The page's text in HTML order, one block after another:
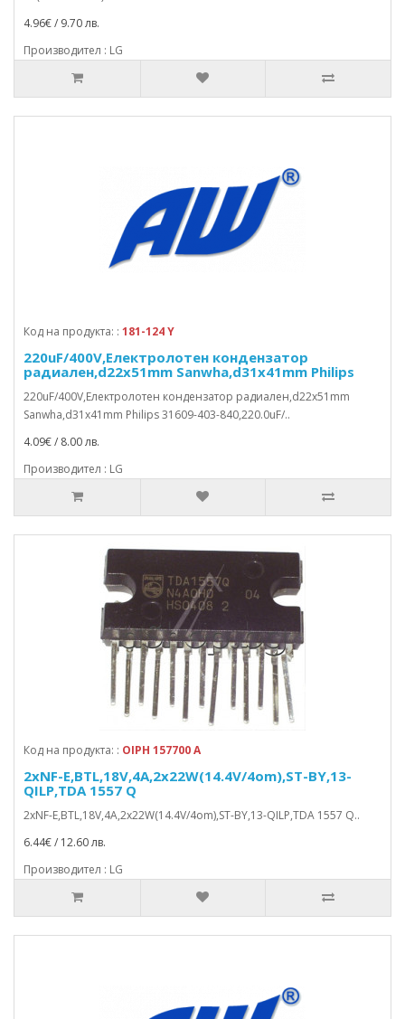
4.96€ / 9.70 лв.
Производител : LG
Код на продукта: : 181-124 Y
220uF/400V,Електролотен кондензатор
радиален,d22x51mm Sanwha,d31x41mm Philips
220uF/400V,Електролотен кондензатор радиален,d22x51mm
Sanwha,d31x41mm Philips 31609-403-840,220.0uF/..
4.09€ / 8.00 лв.
Производител : LG
Код на продукта: : OIPH 157700 A
2xNF-E,BTL,18V,4A,2x22W(14.4V/4om),ST-BY,13-
QILP,TDA 1557 Q
2xNF-E,BTL,18V,4A,2x22W(14.4V/4om),ST-BY,13-QILP,TDA 1557 Q..
6.44€ / 12.60 лв.
Производител : LG